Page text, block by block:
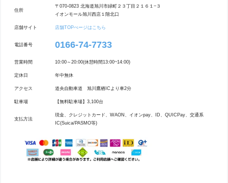
住所
〒070-0823 北海道旭川市緑町２３丁目２１６１−３
イオンモール旭川西店１階北口
店舗サイト 店舗TOPぺージはこちら
電話番号 0166-74-7733
営業時間 10:00～20:00(休憩時間13:00~14:00)
定休日 年中無休
アクセス 道央自動車道 旭川鷹栖ICより車2分
駐車場 【無料駐車場】3,100台
支払方法
現金、クレジットカード、WAON、イオンpay、ID、QUICPay、交通系
IC(Suica/PASMO等)